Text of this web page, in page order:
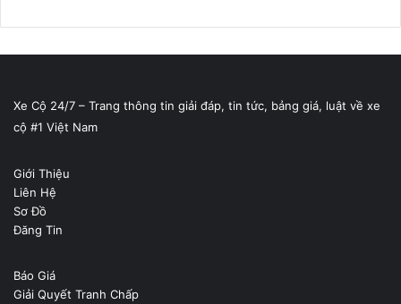
Xe Cộ 24/7 – Trang thông tin giải đáp, tin tức, bảng giá, luật về xe
cộ #1 Việt Nam
Giới Thiệu
Liên Hệ
Sơ Đồ
Đăng Tin
Báo Giá
Giải Quyết Tranh Chấp